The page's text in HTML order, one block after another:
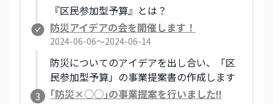
『区民参加型予算』とは？
防災アイデアの会を開催します！
2024-06-06〜2024-06-14
防災についてのアイデアを出し合い、「区
民参加型予算」の事業提案書の作成します
3
｢防災×○○｣の事業提案を行いました!!